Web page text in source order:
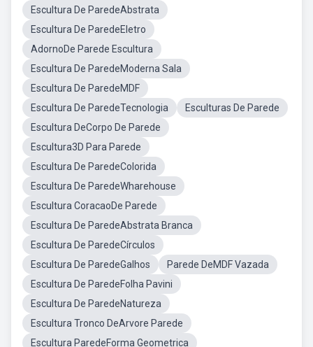
Escultura De ParedeAbstrata
Escultura De ParedeEletro
AdornoDe Parede Escultura
Escultura De ParedeModerna Sala
Escultura De ParedeMDF
Escultura De ParedeTecnologia
Esculturas De Parede
Escultura DeCorpo De Parede
Escultura3D Para Parede
Escultura De ParedeColorida
Escultura De ParedeWharehouse
Escultura CoracaoDe Parede
Escultura De ParedeAbstrata Branca
Escultura De ParedeCírculos
Escultura De ParedeGalhos
Parede DeMDF Vazada
Escultura De ParedeFolha Pavini
Escultura De ParedeNatureza
Escultura Tronco DeArvore Parede
Escultura ParedeForma Geometrica